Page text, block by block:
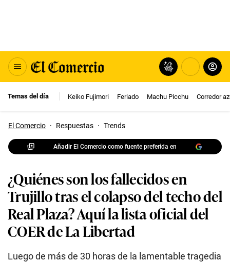
Temas del día Keiko Fujimori Feriado Machu Picchu Corredor
El Comercio · Respuestas · Trends
Añadir El Comercio como fuente preferida en
¿Quiénes son los fallecidos en
Trujillo tras el colapso del techo del
Real Plaza? Aquí la lista oficial del
COER de La Libertad
Luego de más de 30 horas de la lamentable tragedia